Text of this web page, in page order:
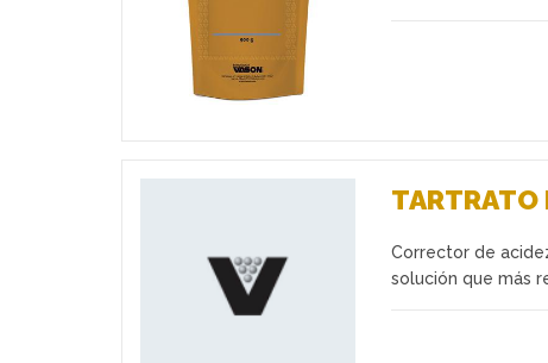
TARTRATO
Corrector de
solución que más